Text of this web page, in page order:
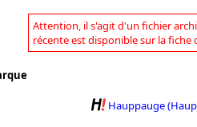
Attention, il s'agit d'un fichier
récente est disponible sur la fiche
Hauppauge